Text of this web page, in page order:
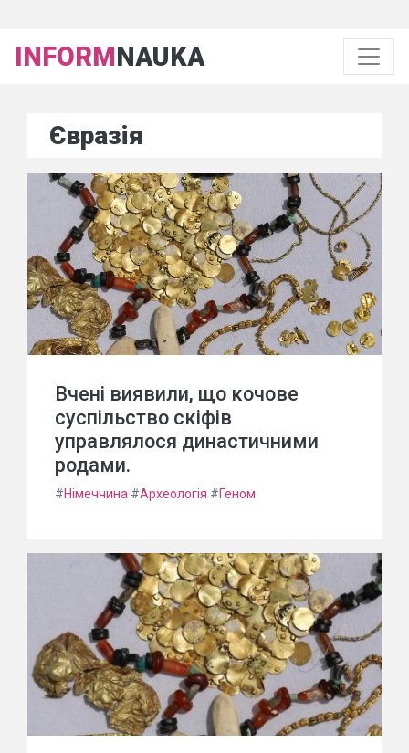
INFORMNAUKA
Євразія
Вчені виявили, що кочове
суспільство скіфів
управлялося династичними
родами.
#Німеччина #Археологія #Геном